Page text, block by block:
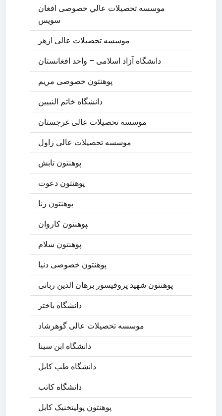
موسسه تحصيلات عالي خصوصی افغان
سويس
موسسه تحصیلات عالی ازهر
دانشگاه آزاد اسلامی – واحد افغانستان
پوهنتون خصوصی مريم
دانشگاه خاتم النبیین
موسسه تحصیلات عالی غرجستان
موسسه تحصیلات عالی زاول
پوهنتون تابش
پوهنتون دعوت
پوهنتون رنا
‍پوهنتون کاروان
پوهنتون سلام
پوهنتون خصوصی دنيا
پوهنتون شهید پروفیسور برهان الدین ربانی
دانشگاه باختر
موسسه تحصیلات عالی گوهرشاد
دانشگاه ابن سینا
دانشگاه طب کابل
دانشگاه كاتب
پوهنتون پولیتخنیک کابل